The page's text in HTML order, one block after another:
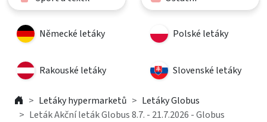
Německé letáky Polské letáky
Rakouské letáky Slovenské letáky
Letáky hypermarketů
Letáky Globus
Leták Akční leták Globus 8.7. - 21.7.2026 - Globus